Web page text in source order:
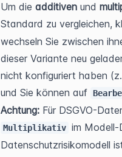
Um die additiven und
Standard zu vergleichen,
wechseln Sie zwischen
dieser Variante neu
nicht konfiguriert haben
und Sie können auf
Achtung:
Multiplikativ im Modell-
Datenschutzrisikomodell